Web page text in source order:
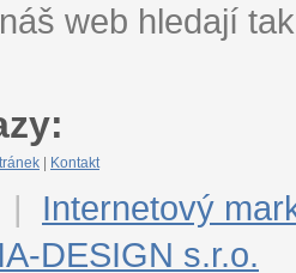
web hledají
Kontakt
|
Internetový
DESIGN s.r.o.